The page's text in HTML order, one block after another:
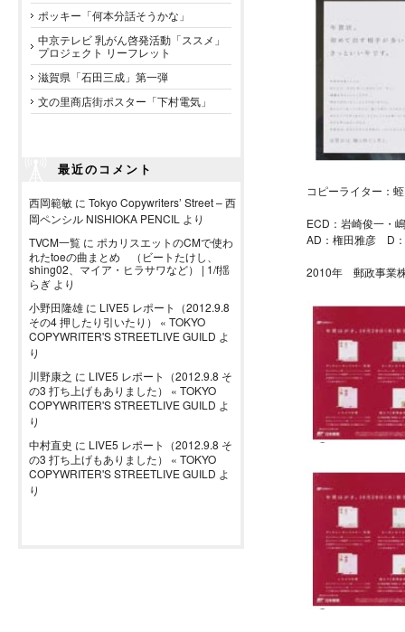
ポッキー「何本分話そうかな」
中京テレビ 乳がん啓発活動「ススメ」
プロジェクト リーフレット
滋賀県「石田三成」第一弾
文の里商店街ポスター「下村電気」
最近のコメント
西岡範敏 に Tokyo Copywriters’ Street – 西
岡ペンシル NISHIOKA PENCIL より
TVCM一覧 に ポカリスエットのCMで使わ
れたtoeの曲まとめ （ビートたけし、
shing02、マイア・ヒラサワなど） | 1/f揺
らぎ より
小野田隆雄 に LIVE5 レポート（2012.9.8
その4 押したり引いたり） « TOKYO
COPYWRITER'S STREETLIVE GUILD よ
り
川野康之 に LIVE5 レポート（2012.9.8 そ
の3 打ち上げもありました） « TOKYO
COPYWRITER'S STREETLIVE GUILD よ
り
中村直史 に LIVE5 レポート（2012.9.8 そ
の3 打ち上げもありました） « TOKYO
COPYWRITER'S STREETLIVE GUILD よ
り
コピーライター：
ECD：岩崎俊一・
AD：権田雅彦 D
2010年 郵政事業